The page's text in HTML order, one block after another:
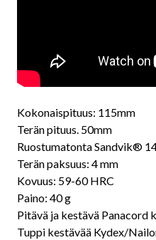
Kokonaispituus: 115mm
Terän pituus. 50mm
Ruostumatonta Sandvik®
Terän paksuus: 4 mm
Kovuus: 59-60 HRC
Paino: 40 g
Pitävä ja kestävä Panacord
Tuppi kestävää Kydex/